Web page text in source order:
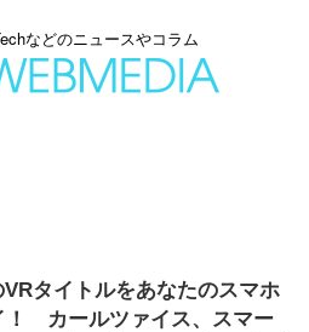
などのニュースやコラム
タイトルをあなたのスマホ
！ カールツァイス、スマー